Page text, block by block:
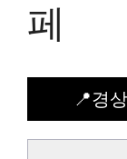
페
📍경